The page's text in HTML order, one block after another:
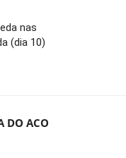
nas
(dia 10)
DO ACO